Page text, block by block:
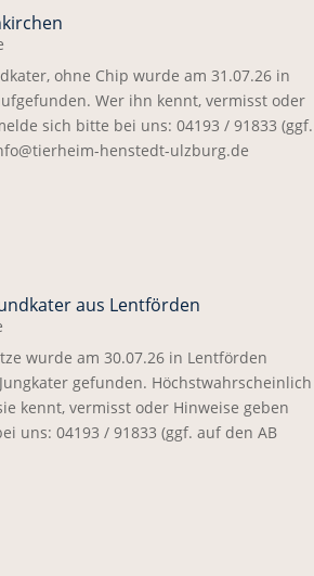
ohne Chip wurde am 31.07.26 in
Wer ihn kennt, vermisst oder
sich bitte bei uns: 04193 / 91833 (ggf.
henstedt-ulzburg.de
aus Lentförden
wurde am 30.07.26 in Lentförden
gefunden. Höchstwahrscheinlich
kennt, vermisst oder Hinweise geben
uns: 04193 / 91833 (ggf. auf den AB